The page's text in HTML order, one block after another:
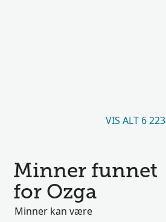
VIS ALT 6 223
Minner funnet
for Ozga
Minner kan være